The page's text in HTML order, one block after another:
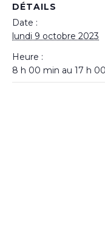
DÉTAILS
Date :
lundi 9 octobre 2023
Heure :
8 h 00 min au 17 h